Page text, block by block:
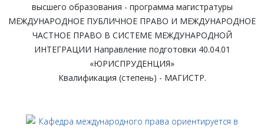
высшего образования - программа магистратуры
МЕЖДУНАРОДНОЕ ПУБЛИЧНОЕ ПРАВО И МЕЖДУНАРОДНОЕ
ЧАСТНОЕ ПРАВО В СИСТЕМЕ МЕЖДУНАРОДНОЙ
ИНТЕГРАЦИИ Направление подготовки 40.04.01
«ЮРИСПРУДЕНЦИЯ»
Квалификация (степень) - МАГИСТР.